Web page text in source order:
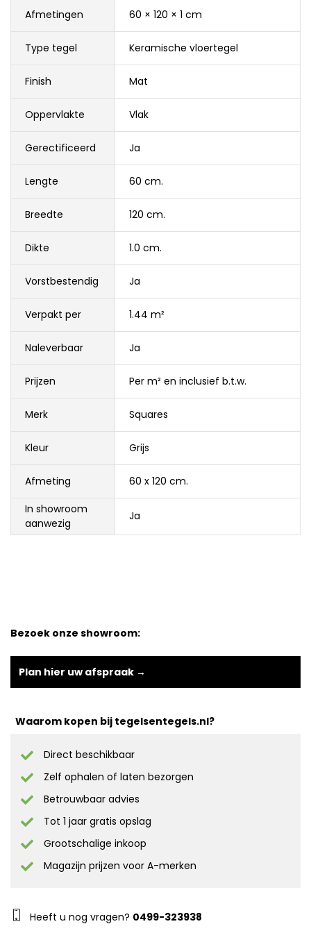
Afmetingen 60 × 120 × 1 cm
Type tegel Keramische vloertegel
Finish Mat
Oppervlakte Vlak
Gerectificeerd Ja
Lengte 60 cm.
Breedte 120 cm.
Dikte 1.0 cm.
Vorstbestendig Ja
Verpakt per 1.44 m²
Naleverbaar Ja
Prijzen Per m² en inclusief b.t.w.
Merk Squares
Kleur Grijs
Afmeting
60 x 120 cm.
In showroom
aanwezig
Ja
Bezoek onze showroom:
Plan hier uw afspraak →
Waarom kopen bij tegelsentegels.nl?
Direct beschikbaar
Zelf ophalen of laten bezorgen
Betrouwbaar advies
Tot 1 jaar gratis opslag
Grootschalige inkoop
Magazijn prijzen voor A-merken
Heeft u nog vragen? 0499-323938